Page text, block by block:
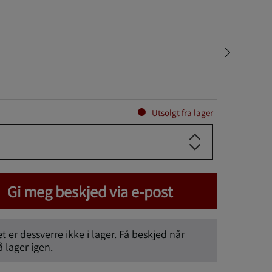
Utsolgt fra lager
Gi meg beskjed via e-post
er dessverre ikke i lager. Få beskjed når
lager igen.